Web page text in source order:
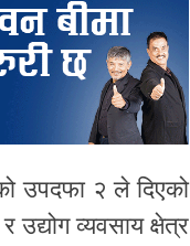
उपदफा २ ले दिएको
उद्योग व्यवसाय क्षेत्र